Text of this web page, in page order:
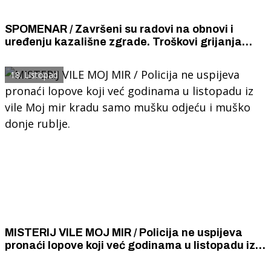
SPOMENAR / Završeni su radovi na obnovi i
uređenju kazališne zgrade. Troškovi grijanja
18. Listopad
MISTERIJ VILE MOJ MIR / Policija ne uspijeva
pronaći lopove koji već godinama u listopadu iz